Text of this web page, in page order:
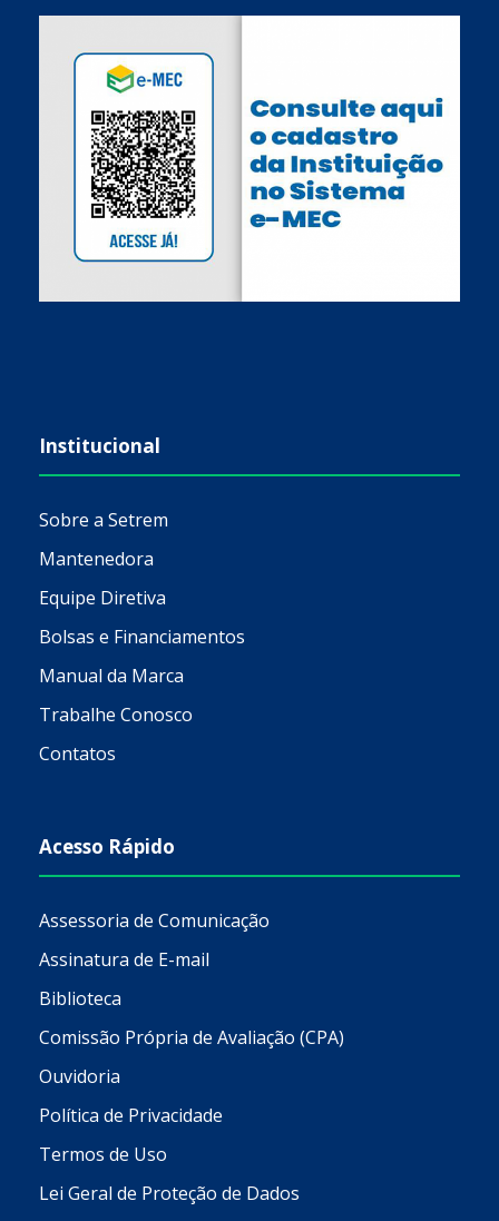
Institucional
Sobre a Setrem
Mantenedora
Equipe Diretiva
Bolsas e Financiamentos
Manual da Marca
Trabalhe Conosco
Contatos
Acesso Rápido
Assessoria de Comunicação
Assinatura de E-mail
Biblioteca
Comissão Própria de Avaliação (CPA)
Ouvidoria
Política de Privacidade
Termos de Uso
Lei Geral de Proteção de Dados